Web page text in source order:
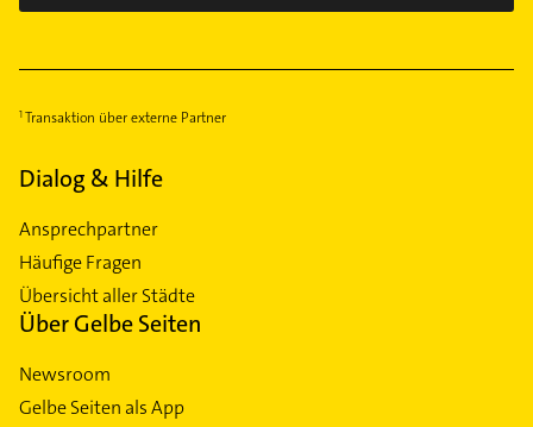
Transaktion über externe Partner
Dialog & Hilfe
Ansprechpartner
Häufige Fragen
Übersicht aller Städte
Über Gelbe Seiten
Newsroom
Gelbe Seiten als App